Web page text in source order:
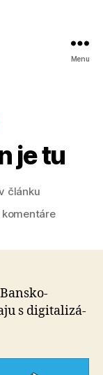
Menu
je tu
článku
komentárena
s di­gi­ta­li­zá­